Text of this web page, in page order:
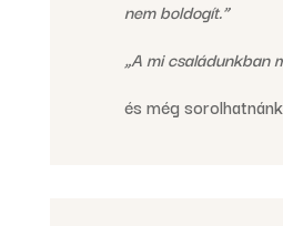
nem boldogít.”
„A mi családunkban
és még